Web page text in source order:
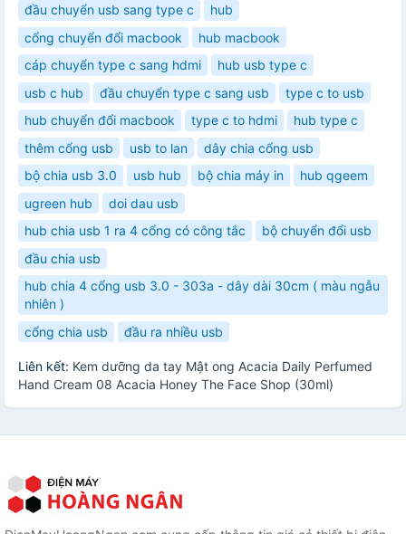
đầu chuyển usb sang type c
hub
cổng chuyển đổi macbook
hub macbook
cáp chuyển type c sang hdmi
hub usb type c
usb c hub
đầu chuyển type c sang usb
type c to usb
hub chuyển đổi macbook
type c to hdmi
hub type c
thêm cổng usb
usb to lan
dây chia cổng usb
bộ chia usb 3.0
usb hub bộ chia máy in
hub qgeem
ugreen hub
doi dau usb
hub chia usb 1 ra 4 cổng có công tắc
bộ chuyển đổi usb
đầu chia usb
hub chia 4 cổng usb 3.0 - 303a - dây dài 30cm ( màu ngẫu
nhiên )
cổng chia usb
đầu ra nhiều usb
Liên kết: Kem dưỡng da tay Mật ong Acacia Daily Perfumed
Hand Cream 08 Acacia Honey The Face Shop (30ml)